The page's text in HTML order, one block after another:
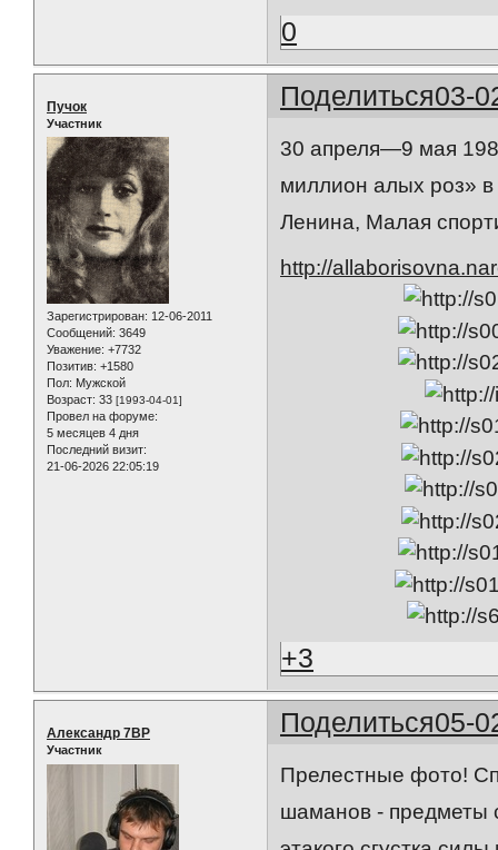
0
Поделиться03-
Пучок
Участник
Зарегистрирован: 12-06-2011
Сообщений: 3649
Уважение: +7732
Позитив: +1580
Пол: Мужской
Возраст: 33 [1993-04-01]
Провел на форуме:
5 месяцев 4 дня
Последний визит:
21-06-2026 22:05:19
30 апреля—9 мая
миллион алых роз»
Ленина, Малая
http://
+3
Поделиться05-
Александр 7ВР
Участник
Прелестные фото!
шаманов - предметы